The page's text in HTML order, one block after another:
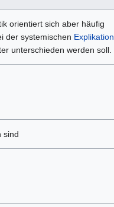
orientiert sich aber häufig
der systemischen Explikation
unterschieden werden soll.
sind